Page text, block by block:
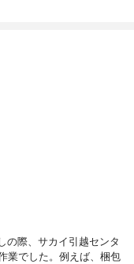
の際、サカイ引越センタ
業でした。例えば、梱包